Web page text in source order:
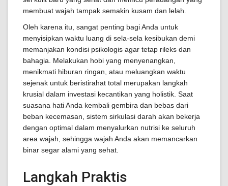
membuat wajah tampak semakin kusam dan lelah.
Oleh karena itu, sangat penting bagi Anda untuk
menyisipkan waktu luang di sela-sela kesibukan demi
memanjakan kondisi psikologis agar tetap rileks dan
bahagia. Melakukan hobi yang menyenangkan,
menikmati hiburan ringan, atau meluangkan waktu
sejenak untuk beristirahat total merupakan langkah
krusial dalam investasi kecantikan yang holistik. Saat
suasana hati Anda kembali gembira dan bebas dari
beban kecemasan, sistem sirkulasi darah akan bekerja
dengan optimal dalam menyalurkan nutrisi ke seluruh
area wajah, sehingga wajah Anda akan memancarkan
binar segar alami yang sehat.
Langkah Praktis